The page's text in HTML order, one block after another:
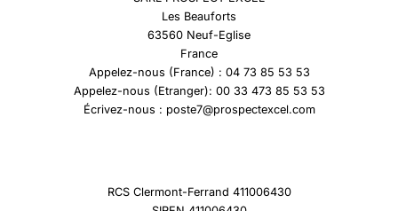
Les Beauforts
63560 Neuf-Eglise
France
Appelez-nous (France) : 04 73 85 53 53
Appelez-nous (Etranger): 00 33 473 85 53 53
Écrivez-nous : poste7@prospectexcel.com
RCS Clermont-Ferrand 411006430